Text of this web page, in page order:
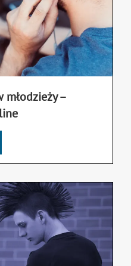
–